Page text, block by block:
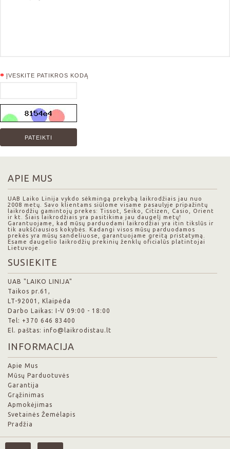
ĮVESKITE PATIKROS KODĄ
APIE MUS
UAB Laiko Linija vykdo sėkmingą prekybą laikrodžiais jau nuo
2008 metų. Savo klientams siūlome visame pasaulyje pripažintų
laikrodžių gamintojų prekes: Tissot, Seiko, Citizen, Casio, Orient
ir kt. Šiais laikrodžiais yra pasitikima jau daugelį metų!
Garantuojame, kad mūsų parduodami laikrodžiai yra itin tikslūs ir
tik aukščiausios kokybės. Kadangi visos mūsų parduodamos
prekės yra mūsų sandeliuose, garantuojame greitą pristatymą.
Esame daugelio laikrodžių prekinių ženklų oficialūs platintojai
Lietuvoje.
SUSIEKITE
UAB "LAIKO LINIJA"
Taikos pr.61,
LT-92001, Klaipėda
Darbo Laikas: I-V 09:00 - 18:00
Tel: +370 646 83400
El. paštas: info@laikrodistau.lt
INFORMACIJA
Apie Mus
Mūsų Parduotuvės
Garantija
Grąžinimas
Apmokėjimas
Svetainės Žemėlapis
Pradžia